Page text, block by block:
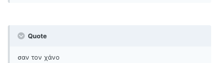
Quote
σαν τον χάνο